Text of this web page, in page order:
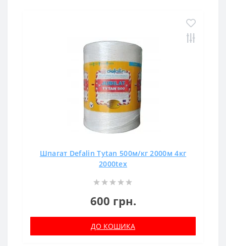
Шпагат Defalin Tytan 500м/кг 2000м 4кг
2000tex
600 грн.
ДО КОШИКА